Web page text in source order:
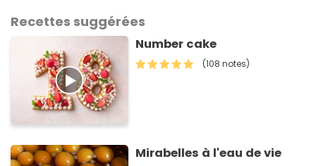
Recettes suggérées
Number cake
(108 notes)
Mirabelles à l'eau de vie